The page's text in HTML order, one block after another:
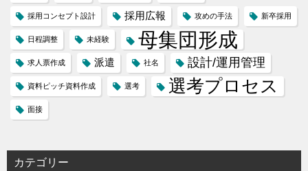
採用コンセプト設計 採用広報 攻めの手法 新卒採用
日程調整 未経験 母集団形成
求人票作成 派遣 社名 設計/運用管理
資料ピッチ資料作成 選考 選考プロセス
面接
カテゴリー